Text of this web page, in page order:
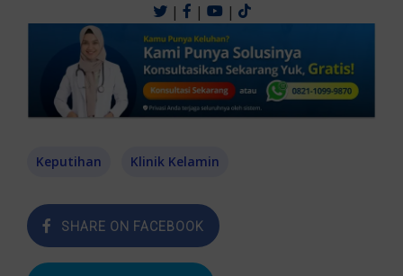
| | |
Keputihan Klinik Kelamin
SHARE ON FACEBOOK